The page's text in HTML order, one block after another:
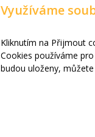
Využíváme
Kliknutím na Přijmout
Cookies používáme
budou uloženy,